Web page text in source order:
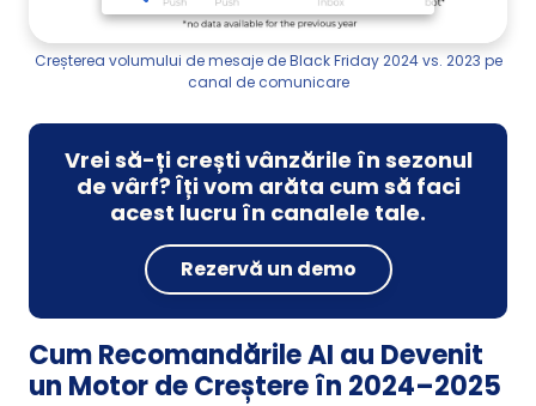
Creșterea volumului de mesaje de Black Friday 2024 vs. 2023 pe
canal de comunicare
Vrei să-ți crești vânzările în sezonul
de vârf? Îți vom arăta cum să faci
acest lucru în canalele tale.
Rezervă un demo
Cum Recomandările AI au Devenit
un Motor de Creștere în 2024–2025